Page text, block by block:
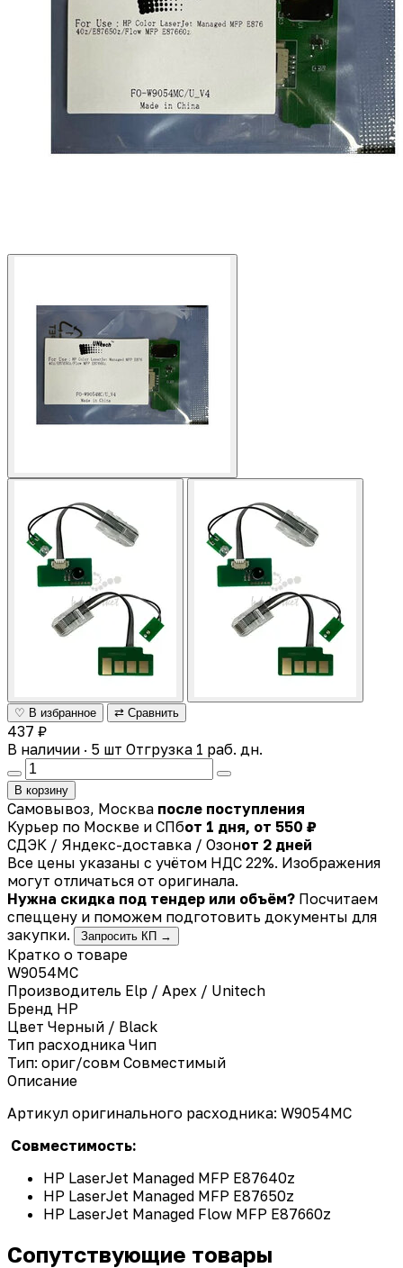
♡ В избранное ⇄ Сравнить
437 ₽
В наличии · 5 шт Отгрузка 1 раб. дн.
В корзину
Самовывоз, Москва после поступления
Курьер по Москве и СПбот 1 дня, от 550 ₽
СДЭК / Яндекс-доставка / Озонот 2 дней
Все цены указаны с учётом НДС 22%. Изображения
могут отличаться от оригинала.
Нужна скидка под тендер или объём? Посчитаем
спеццену и поможем подготовить документы для
закупки.
Запросить КП →
Кратко о товаре
W9054MC
Производитель Elp / Apex / Unitech
Бренд HP
Цвет Черный / Black
Тип расходника Чип
Тип: ориг/совм Совместимый
Описание
Артикул оригинального расходника: W9054MC
Совместимость:
HP LaserJet Managed MFP E87640z
HP LaserJet Managed MFP E87650z
HP LaserJet Managed Flow MFP E87660z
Сопутствующие товары